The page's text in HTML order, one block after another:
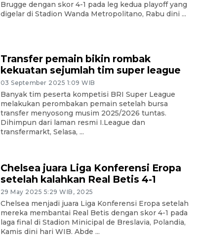
Brugge dengan skor 4-1 pada leg kedua playoff yang
digelar di Stadion Wanda Metropolitano, Rabu dini ...
Transfer pemain bikin rombak
kekuatan sejumlah tim super league
03 September 2025 1:09 WIB
Banyak tim peserta kompetisi BRI Super League
melakukan perombakan pemain setelah bursa
transfer menyosong musim 2025/2026 tuntas.
Dihimpun dari laman resmi I.League dan
transfermarkt, Selasa, ...
Chelsea juara Liga Konferensi Eropa
setelah kalahkan Real Betis 4-1
29 May 2025 5:29 WIB, 2025
Chelsea menjadi juara Liga Konferensi Eropa setelah
mereka membantai Real Betis dengan skor 4-1 pada
laga final di Stadion Minicipal de Breslavia, Polandia,
Kamis dini hari WIB. Abde ...